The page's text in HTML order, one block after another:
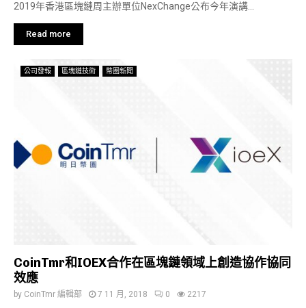
2019年香港區塊鏈周主辦單位NexChange公布今年演講...
Read more
公司發報 區塊鏈技術 幣圈新聞
CoinTmr和IOEX合作在區塊鏈領域上創造協作協同
效應
by CoinTmr 編輯部 7 11 月, 2018 0 2217